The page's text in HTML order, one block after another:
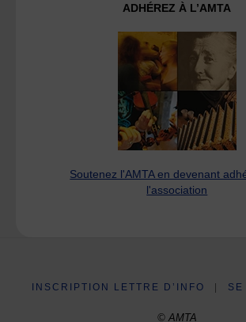
ADHÉREZ À L’AMTA
Soutenez l'AMTA en devenant
l'association
INSCRIPTION LETTRE D’INFO SE
© AMTA